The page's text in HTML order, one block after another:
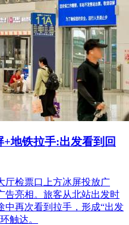
地铁拉手:出发看到回
厅检票口上方冰屏投放广
告亮相。旅客从北站出发时
中再次看到拉手，形成“出发
触达。